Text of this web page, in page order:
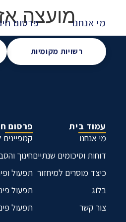
מי אנחנו פרסום
רשויות מקומיות
מועצה
עמוד בית
מי אנחנו
דוחות וסיכומים שנתיים
כיצד מוסרים למיחזור
בלוג
צור קשר
פרסום
חינוך
תפעול
תפעול
תפעול